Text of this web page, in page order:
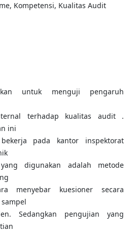
Kompetensi, Kualitas Audit
untuk menguji pengaruh
terhadap kualitas audit .
ini
pada kantor inspektorat
digunakan adalah metode
menyebar kuesioner secara
Sedangkan pengujian yang